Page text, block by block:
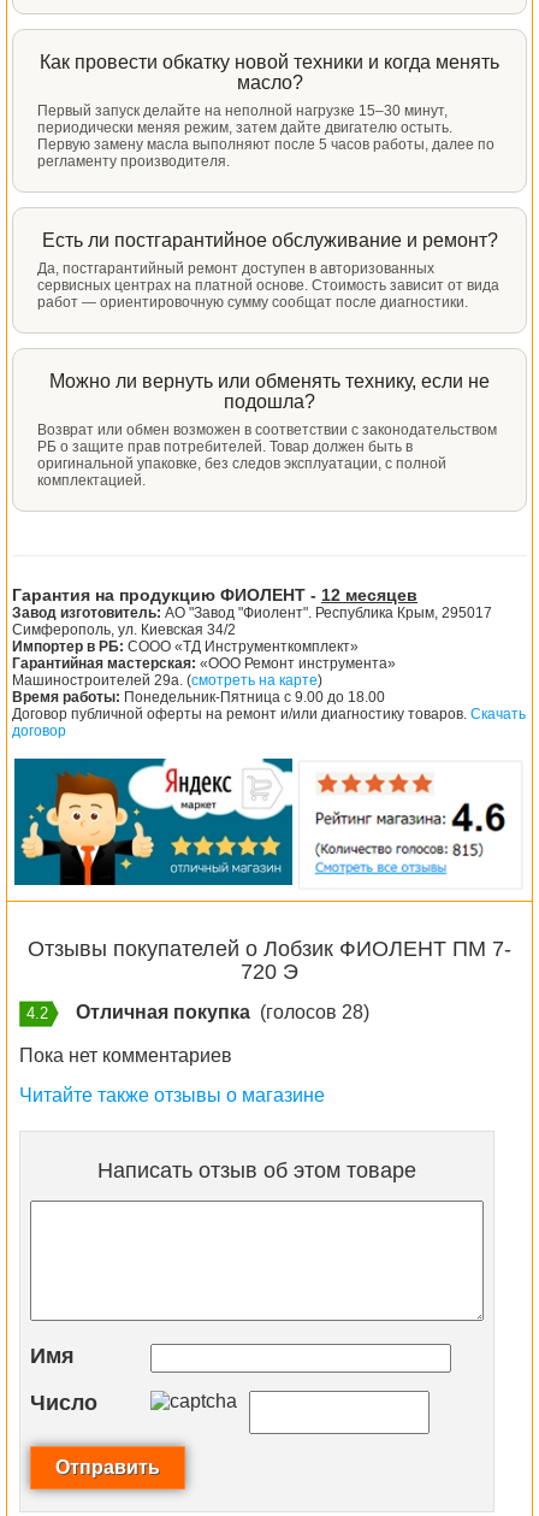
Как провести обкатку новой техники и когда менять
масло?
Первый запуск делайте на неполной нагрузке 15–30 минут,
периодически меняя режим, затем дайте двигателю остыть.
Первую замену масла выполняют после 5 часов работы, далее по
регламенту производителя.
Есть ли постгарантийное обслуживание и ремонт?
Да, постгарантийный ремонт доступен в авторизованных
сервисных центрах на платной основе. Стоимость зависит от вида
работ — ориентировочную сумму сообщат после диагностики.
Можно ли вернуть или обменять технику, если не
подошла?
Возврат или обмен возможен в соответствии с законодательством
РБ о защите прав потребителей. Товар должен быть в
оригинальной упаковке, без следов эксплуатации, с полной
комплектацией.
Гарантия на продукцию ФИОЛЕНТ - 12 месяцев
Завод изготовитель: АО "Завод "Фиолент". Республика Крым, 295017
Симферополь, ул. Киевская 34/2
Импортер в РБ: СООО «ТД Инструменткомплект»
Гарантийная мастерская: «ООО Ремонт инструмента»
Машиностроителей 29а. (смотреть на карте)
Время работы: Понедельник-Пятница с 9.00 до 18.00
Договор публичной оферты на ремонт и/или диагностику товаров. Скачать
договор
Отзывы покупателей о Лобзик ФИОЛЕНТ ПМ 7-
720 Э
4.2 Отличная покупка (голосов 28)
Пока нет комментариев
Читайте также отзывы о магазине
Написать отзыв об этом товаре
Имя
Число